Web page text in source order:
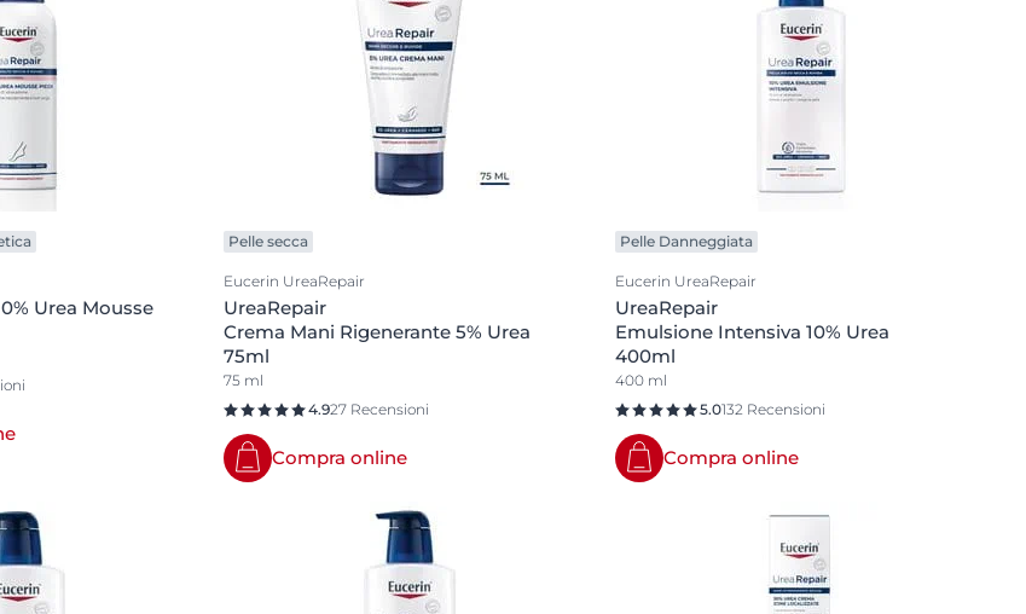
Urea Mousse
Pelle secca
Eucerin UreaRepair
UreaRepair
Crema Mani Rigenerante 5% Urea
75ml
75 ml
4.927 Recensioni
Compra online
Pelle Danneggiata
Eucerin UreaRepair
UreaRepair
Emulsione Intensiva 10% Urea
400ml
400 ml
5.0132 Recensioni
Compra online